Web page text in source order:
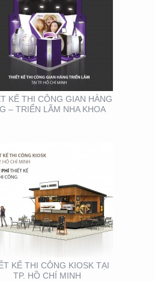
KẾ THI CÔNG GIAN HÀNG
– TRIỂN LÃM NHA KHOA
THIẾT KẾ THI CÔNG
TẠI TP. HỒ CHÍ
MINH
KẾ THI CÔNG KIOSK TẠI
TP. HỒ CHÍ MINH
THIẾT KẾ SẢN XUẤT
SAMPLING TẠI
TP. HỒ CHÍ MINH